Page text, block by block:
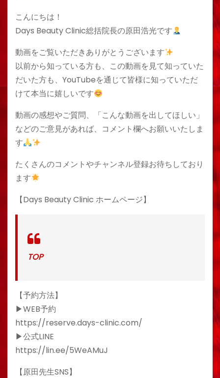
こんにちは！
Days Beauty Clinic総括院長の原田浩光です
動画をご覧いただきありがとうございます
以前から知っている方も、この動画を見て知っていた
だいた方も、YouTubeを通じて皆様に知っていただ
けて本当に嬉しいです
動画の感想やご質問、「こんな動画を出してほしい」
などのご意見があれば、コメント欄へお願いいたしま
す
たくさんのコメントやチャンネル登録お待ちしており
ます
【Days Beauty Clinic ホームページ】
TOP
【予約方法】
▶︎WEB予約
https://reserve.days-clinic.com/
▶︎公式LINE
https://lin.ee/5WeAMuJ
【原田先生SNS】